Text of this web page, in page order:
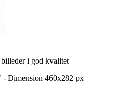
i god kvalitet
Dimension 460x282 px